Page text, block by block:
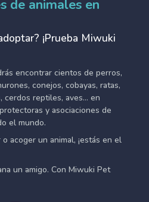
de animales en
¡Prueba Miwuki
encontrar cientos de perros,
conejos, cobayas, ratas,
cerdos reptiles, aves... en
y asociaciones de
el mundo.
acoger un animal, ¡estás en el
un amigo. Con Miwuki Pet